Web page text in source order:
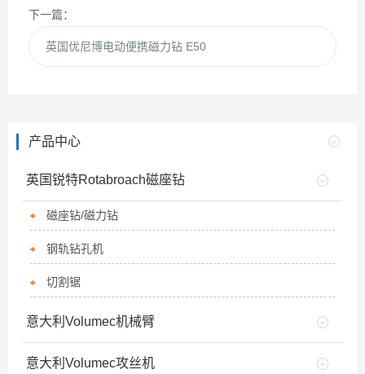
下一篇：
英国优尼博电动便携磁力钻 E50
产品中心
英国锐特Rotabroach磁座钻
磁座钻/磁力钻
钢轨钻孔机
切割锯
意大利Volumec机械臂
意大利Volumec攻丝机